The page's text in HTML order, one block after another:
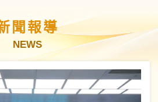
聞報導
NEWS